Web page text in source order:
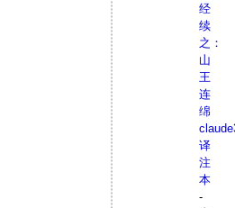
经
续
之：
山
王
连
绵
译
注
本
-